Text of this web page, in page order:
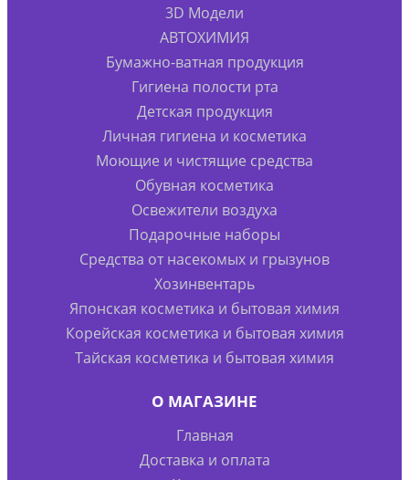
3D Модели
АВТОХИМИЯ
Бумажно-ватная продукция
Гигиена полости рта
Детская продукция
Личная гигиена и косметика
Моющие и чистящие средства
Обувная косметика
Освежители воздуха
Подарочные наборы
Средства от насекомых и грызунов
Хозинвентарь
Японская косметика и бытовая химия
Корейская косметика и бытовая химия
Тайская косметика и бытовая химия
О МАГАЗИНЕ
Главная
Доставка и оплата